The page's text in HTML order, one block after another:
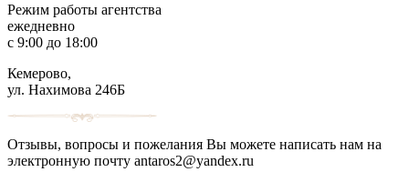
Режим работы агентства
ежедневно
с 9:00 до 18:00
Кемерово,
ул. Нахимова 246Б
Отзывы, вопросы и пожелания Вы можете написать нам на
электронную почту antaros2@yandex.ru